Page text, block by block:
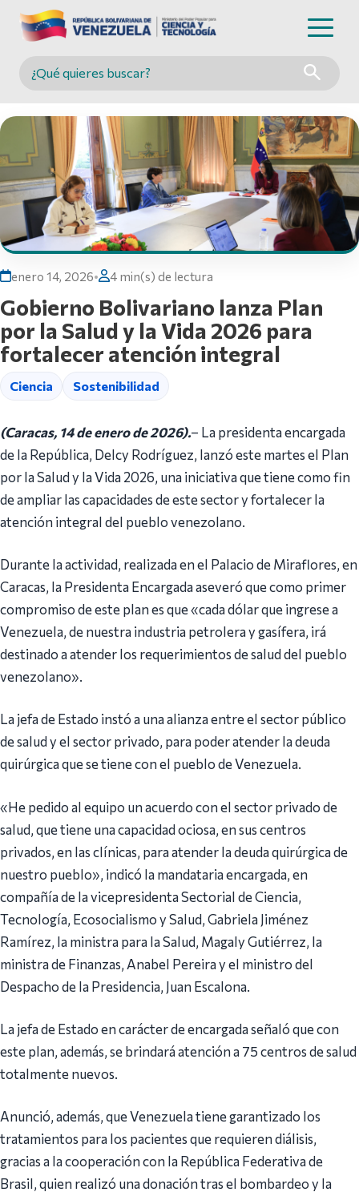
Buscar en MINCYT
enero 14, 2026• 4 min(s) de lectura
Gobierno Bolivariano lanza Plan
por la Salud y la Vida 2026 para
fortalecer atención integral
Ciencia Sostenibilidad
(Caracas, 14 de enero de 2026).– La presidenta encargada
de la República, Delcy Rodríguez, lanzó este martes el Plan
por la Salud y la Vida 2026, una iniciativa que tiene como fin
de ampliar las capacidades de este sector y fortalecer la
atención integral del pueblo venezolano.
Durante la actividad, realizada en el Palacio de Miraflores, en
Caracas, la Presidenta Encargada aseveró que como primer
compromiso de este plan es que «cada dólar que ingrese a
Venezuela, de nuestra industria petrolera y gasífera, irá
destinado a atender los requerimientos de salud del pueblo
venezolano».
La jefa de Estado instó a una alianza entre el sector público
de salud y el sector privado, para poder atender la deuda
quirúrgica que se tiene con el pueblo de Venezuela.
«He pedido al equipo un acuerdo con el sector privado de
salud, que tiene una capacidad ociosa, en sus centros
privados, en las clínicas, para atender la deuda quirúrgica de
nuestro pueblo», indicó la mandataria encargada, en
compañía de la vicepresidenta Sectorial de Ciencia,
Tecnología, Ecosocialismo y Salud, Gabriela Jiménez
Ramírez, la ministra para la Salud, Magaly Gutiérrez, la
ministra de Finanzas, Anabel Pereira y el ministro del
Despacho de la Presidencia, Juan Escalona.
La jefa de Estado en carácter de encargada señaló que con
este plan, además, se brindará atención a 75 centros de salud
totalmente nuevos.
Anunció, además, que Venezuela tiene garantizado los
tratamientos para los pacientes que requieren diálisis,
gracias a la cooperación con la República Federativa de
Brasil, quien realizó una donación tras el bombardeo y la